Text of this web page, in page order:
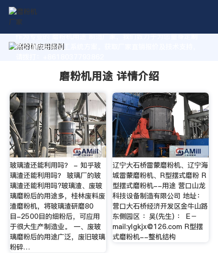
作为专业的 磨粉机用途 制造厂家，我们致力于为您量身定制
高价值的粉体加工系统方案。获取厂家直销报价及技术支持，
磨粉机用途 详情介绍
玻璃渣还能利用吗？ - 知乎玻
璃渣还能利用吗？ 玻璃厂的玻
璃渣还能利用吗?玻璃渣、废玻
璃磨粉后的用途多，桂林废料废
渣磨粉机，将玻璃渣研磨80
目-2500目的细粉后，可应用
于很大生产制造业。 一、废玻
璃磨粉后的用途广泛，废旧玻璃
粉碎…
辽宁大石桥雷蒙磨粉机、辽宁海
城雷蒙磨粉机、R型摆式磨粉 R
型摆式磨粉机--用途 营口山龙
科技设备制造有限公司 地址：
营口大石桥经济开发区金牛山路
东侧园区 ：吴(先生) ： E－
mail:ylgkjx@126.com R型摆
式磨粉机--整机结构